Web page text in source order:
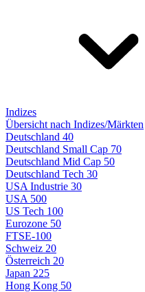
Indizes
Übersicht nach Indizes/Märkten
Deutschland 40
Deutschland Small Cap 70
Deutschland Mid Cap 50
Deutschland Tech 30
USA Industrie 30
USA 500
US Tech 100
Eurozone 50
FTSE-100
Schweiz 20
Österreich 20
Japan 225
Hong Kong 50